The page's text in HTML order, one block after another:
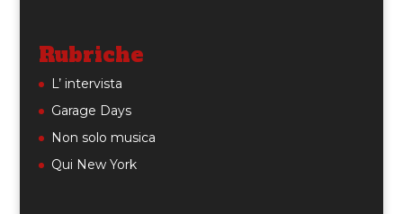
Rubriche
L’ intervista
Garage Days
Non solo musica
Qui New York